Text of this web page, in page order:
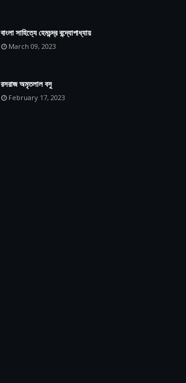
বাংলা সাহিত্যে হেমচন্দ্র বন্দ্যোপাধ্যায়
March 09, 2023
রসরাজ অমৃতলাল বসু
February 17, 2023